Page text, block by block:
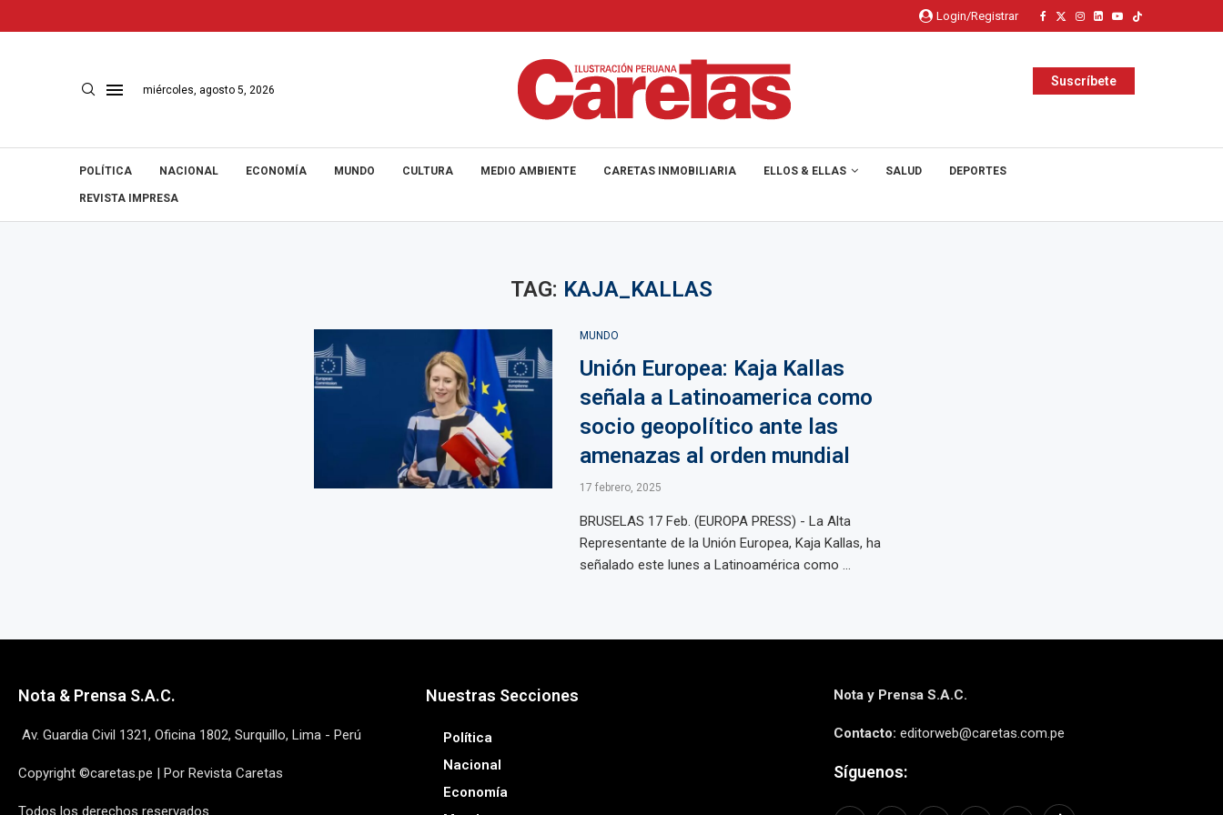
Login/Registrar
miércoles, agosto 5, 2026
Suscríbete
POLÍTICA NACIONAL ECONOMÍA MUNDO CULTURA MEDIO AMBIENTE CARETAS INMOBILIARIA ELLOS & ELLAS SALUD DEPORTES
REVISTA IMPRESA
TAG: KAJA_KALLAS
MUNDO
Unión Europea: Kaja Kallas
señala a Latinoamerica como
socio geopolítico ante las
amenazas al orden mundial
17 febrero, 2025
BRUSELAS 17 Feb. (EUROPA PRESS) - La Alta
Representante de la Unión Europea, Kaja Kallas, ha
señalado este lunes a Latinoamérica como ...
Nota & Prensa S.A.C.
Av. Guardia Civil 1321, Oficina 1802, Surquillo, Lima - Perú
Copyright ©caretas.pe | Por Revista Caretas
Todos los derechos reservados
Nuestras Secciones
Política
Nacional
Economía
Nota y Prensa S.A.C.
Contacto: editorweb@caretas.com.pe
Síguenos: